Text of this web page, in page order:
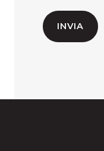
INVIA